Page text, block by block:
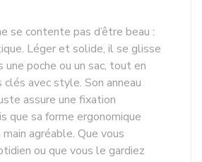
se contente pas d’être beau :
Léger et solide, il se glisse
une poche ou un sac, tout en
avec style. Son anneau
assure une fixation
que sa forme ergonomique
agréable. Que vous
ou que vous le gardiez